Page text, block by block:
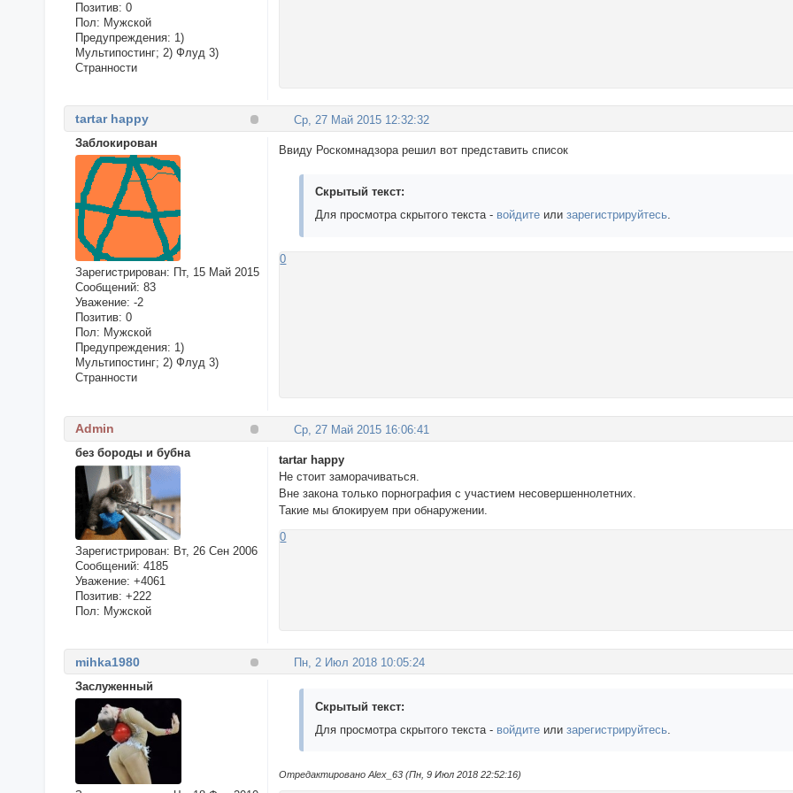
Позитив: 0
Пол: Мужской
Предупреждения: 1)
Мультипостинг; 2) Флуд 3)
Странности
Ср, 27 Май 2015 12:32:32
tartar happy
Заблокирован
Зарегистрирован: Пт, 15 Май 2015
Сообщений: 83
Уважение: -2
Позитив: 0
Пол: Мужской
Предупреждения: 1)
Мультипостинг; 2) Флуд 3)
Странности
Ввиду Роскомнадзора решил вот представить список
Скрытый текст:
Для просмотра скрытого текста - войдите илизарегистрируйтесь.
0
Ср, 27 Май 2015 16:06:41
Admin
без бороды и бубна
Зарегистрирован: Вт, 26 Сен 2006
Сообщений: 4185
Уважение: +4061
Позитив: +222
Пол: Мужской
tartar happy
Не стоит заморачиваться.
Вне закона только порнография с участием несовершеннолетних.
Такие мы блокируем при обнаружении.
0
Пн, 2 Июл 2018 10:05:24
mihka1980
Заслуженный
Скрытый текст:
Для просмотра скрытого текста - войдите илизарегистрируйтесь.
Отредактировано Alex_63 (Пн, 9 Июл 2018 22:52:16)